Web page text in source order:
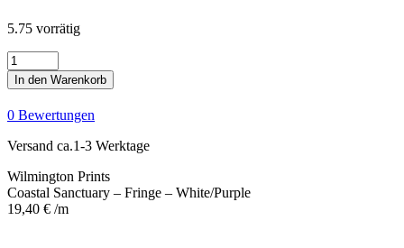
5.75 vorrätig
Coastal
Sanctuary
-
Fringe
-
White/Purple
Menge
In den Warenkorb
0 Bewertungen
Versand ca.1-3 Werktage
Wilmington Prints
Coastal Sanctuary – Fringe – White/Purple
19,40 € /m